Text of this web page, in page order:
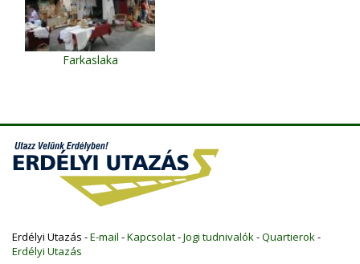
Farkaslaka
Erdélyi Utazás -E-mail -Kapcsolat-Jogi tudnivalók -Quartierok -
Erdélyi Utazás